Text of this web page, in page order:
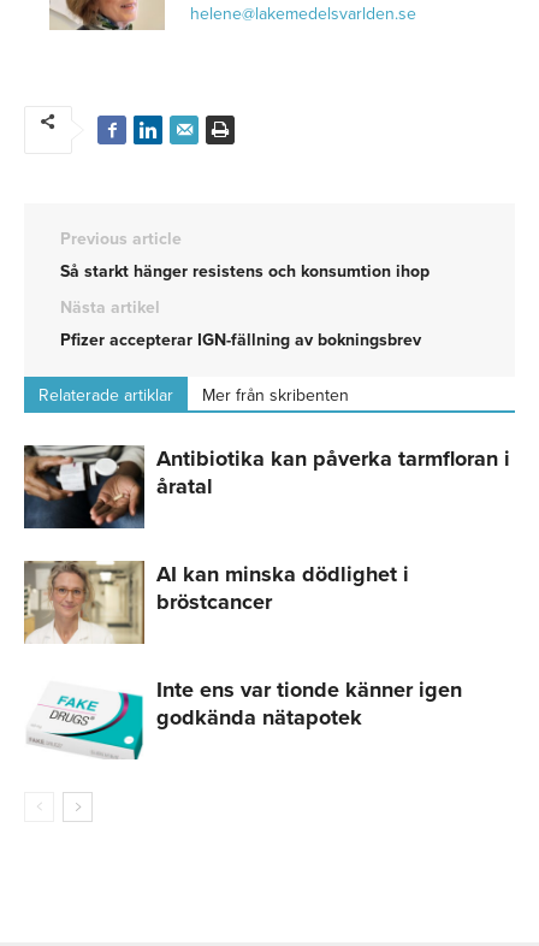
helene@lakemedelsvarlden.se
Previous article
Så starkt hänger resistens och konsumtion ihop
Nästa artikel
Pfizer accepterar IGN-fällning av bokningsbrev
Relaterade artiklar Mer från skribenten
Antibiotika kan påverka tarmfloran i
åratal
AI kan minska dödlighet i
bröstcancer
Inte ens var tionde känner igen
godkända nätapotek